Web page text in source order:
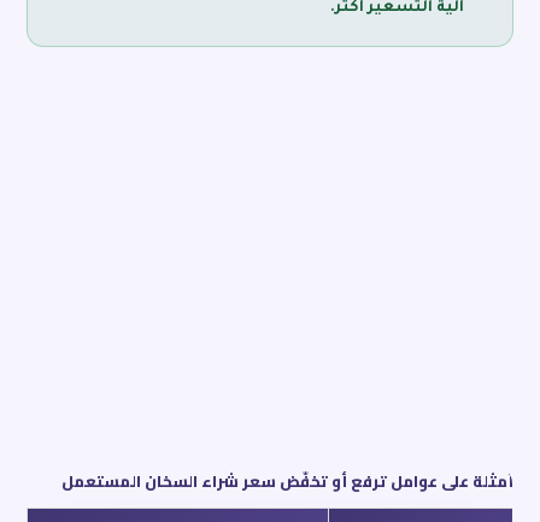
آلية التسعير أكثر.
أمثلة على عوامل ترفع أو تخفّض سعر شراء السخان المستعمل